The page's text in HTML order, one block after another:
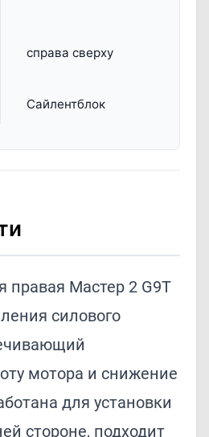
справа сверху
Сайлентблок
правая Мастер 2 G9T
силового
мотора и снижение
для установки
стороне, подходит